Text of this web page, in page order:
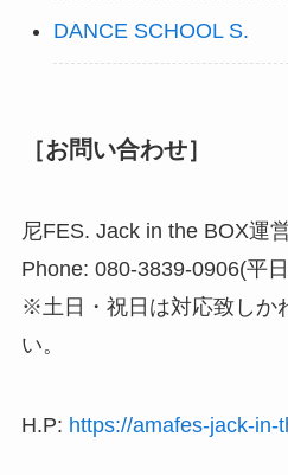
DANCE SCHOOL S.
［お問い合わせ］
尼FES. Jack in the BOX運
Phone: 080-3839-0906(平
※土日・祝日は対応致しか
い。
H.P: https://amafes-jack-in-